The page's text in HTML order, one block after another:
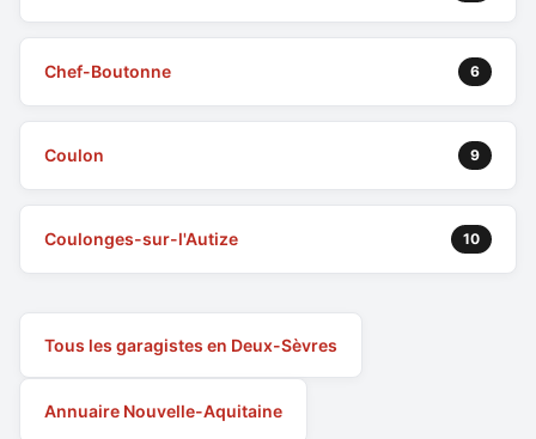
Chef-Boutonne 6
Coulon 9
Coulonges-sur-l'Autize 10
Tous les garagistes en Deux-Sèvres
Annuaire Nouvelle-Aquitaine